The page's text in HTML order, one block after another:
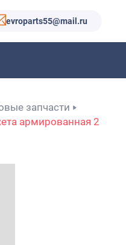
evroparts55@mail.ru
запчасти
армированная 2